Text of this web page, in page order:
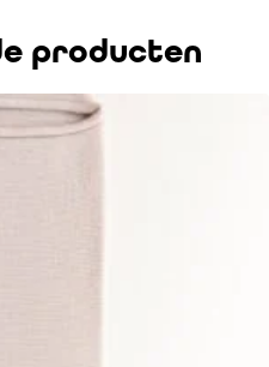
producten